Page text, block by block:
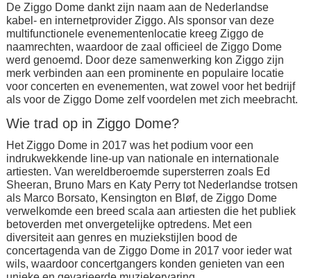
De Ziggo Dome dankt zijn naam aan de Nederlandse
kabel- en internetprovider Ziggo. Als sponsor van deze
multifunctionele evenementenlocatie kreeg Ziggo de
naamrechten, waardoor de zaal officieel de Ziggo Dome
werd genoemd. Door deze samenwerking kon Ziggo zijn
merk verbinden aan een prominente en populaire locatie
voor concerten en evenementen, wat zowel voor het bedrijf
als voor de Ziggo Dome zelf voordelen met zich meebracht.
Wie trad op in Ziggo Dome?
Het Ziggo Dome in 2017 was het podium voor een
indrukwekkende line-up van nationale en internationale
artiesten. Van wereldberoemde supersterren zoals Ed
Sheeran, Bruno Mars en Katy Perry tot Nederlandse trotsen
als Marco Borsato, Kensington en Bløf, de Ziggo Dome
verwelkomde een breed scala aan artiesten die het publiek
betoverden met onvergetelijke optredens. Met een
diversiteit aan genres en muziekstijlen bood de
concertagenda van de Ziggo Dome in 2017 voor ieder wat
wils, waardoor concertgangers konden genieten van een